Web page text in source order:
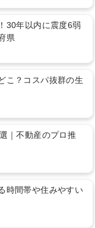
30年以内に震度6弱
県
こ？コスパ抜群の生
｜不動産のプロ推
時間帯や住みやすい